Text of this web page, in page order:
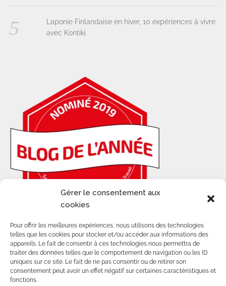
Gérer le consentement aux
cookies
Pour offrir les meilleures expériences, nous utilisons des technologies
telles que les cookies pour stocker et/ou accéder aux informations des
appareils. Le fait de consentir à ces technologies nous permettra de
traiter des données telles que le comportement de navigation ou les ID
uniques sur ce site. Le fait de ne pas consentir ou de retirer son
consentement peut avoir un effet négatif sur certaines caractéristiques et
fonctions.
Laponie Finlandaise en hiver, 10 expériences à vivre
avec Kontiki
© 2014-2025 - TOUS DROITS RÉSERVÉS SUR
LES CONTENUS ET VISUELS DE CE BLOG.